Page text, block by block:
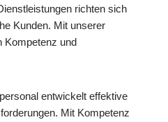
richten sich
Kunden. Mit unserer
Kompetenz und
entwickelt effektive
Mit Kompetenz